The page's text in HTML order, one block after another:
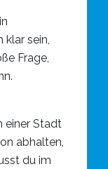
klar sein,
Frage,
einer Stadt
abhalten,
du im